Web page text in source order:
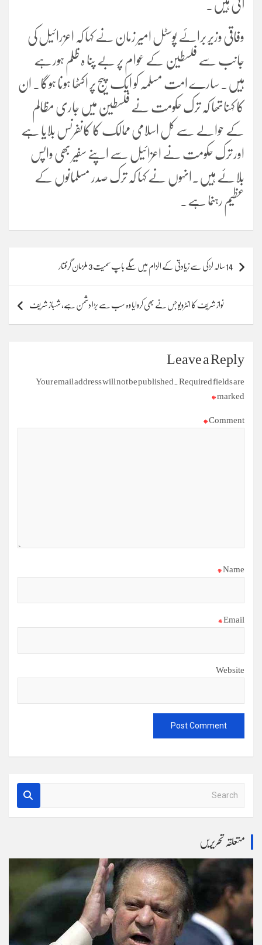
آئی ہیں۔
وفاقی وزیر برائے پوسٹل امیر زمان نے کہا کہ اعزرائیل کی
جانب سے فلسطین کے عوام پر بے پنا ہ ظلم ہورہے
ہیں۔ سارے امت مسلمہ کو ایک پیج پر اکٹھا ہونا ہوگا۔ ان
کا کہناتھا کہ ترک حکومت نے فلسطین میں جاری مظالم
کے حوالے سے کل اسلامی ممالک کا کانفرنس بلایا ہے
اور ترک حکومت نے اعزائیل سے اپنے سفیر بھی واپس
بلائے ہیں۔انہوں نے کہا کہ ترک صدر مسلمانوں کے
عظیم رہنما ہے۔
navigation
14 سالہ لڑکی سے زیادتی کے الزام میں سگے باپ سمیت 3 ملزمان گرفتار
نواز شریف کا انٹرویو جس نے بھی کروایا وہ سب سے بڑا دشمن ہے، شہباز شریف
Leave a Reply
Your email address will not be published. Required fields are
marked
*
Comment
*
Name
*
Email
*
Website
a
متعلقہ تحریریں